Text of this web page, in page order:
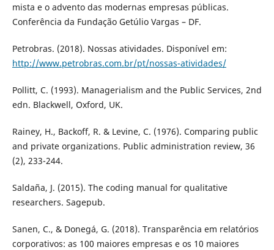
mista e o advento das modernas empresas públicas.
Conferência da Fundação Getúlio Vargas – DF.
Petrobras. (2018). Nossas atividades. Disponível em:
http://www.petrobras.com.br/pt/nossas-atividades/
Pollitt, C. (1993). Managerialism and the Public Services, 2nd
edn. Blackwell, Oxford, UK.
Rainey, H., Backoff, R. & Levine, C. (1976). Comparing public
and private organizations. Public administration review, 36
(2), 233-244.
Saldaña, J. (2015). The coding manual for qualitative
researchers. Sagepub.
Sanen, C., & Donegá, G. (2018). Transparência em relatórios
corporativos: as 100 maiores empresas e os 10 maiores